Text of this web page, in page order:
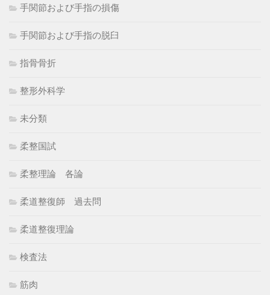
手関節および手指の損傷
手関節および手指の脱臼
指骨骨折
整形外科学
未分類
柔整国試
柔整理論 各論
柔道整復師 過去問
柔道整復理論
検査法
筋肉